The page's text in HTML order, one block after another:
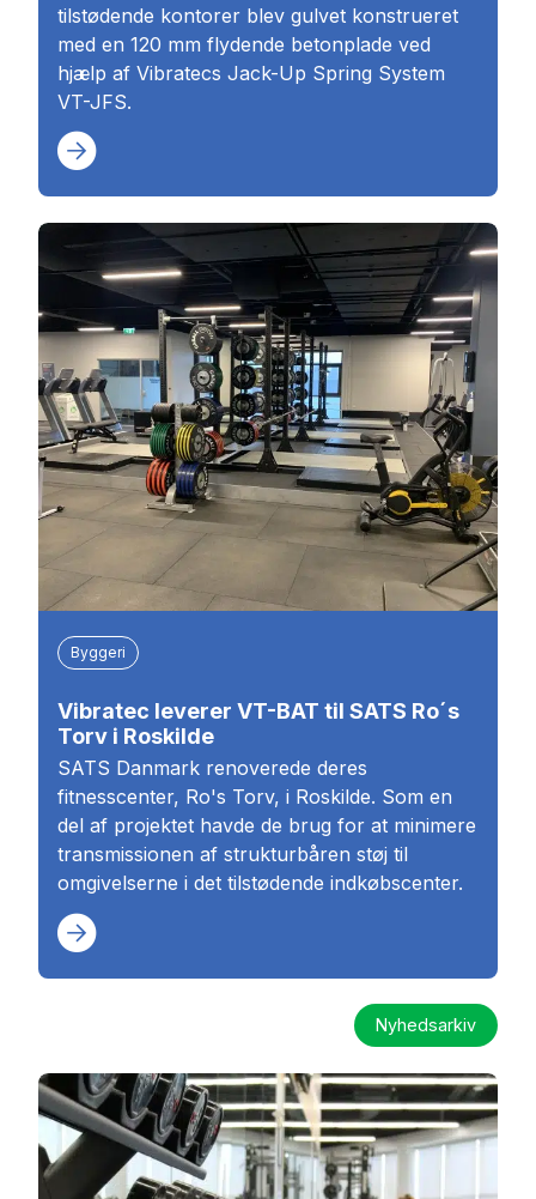
tilstødende kontorer blev gulvet konstrueret
med en 120 mm flydende betonplade ved
hjælp af Vibratecs Jack-Up Spring System
VT-JFS.
Byggeri
Vibratec leverer VT-BAT til SATS Ro´s
Torv i Roskilde
SATS Danmark renoverede deres
fitnesscenter, Ro's Torv, i Roskilde. Som en
del af projektet havde de brug for at minimere
transmissionen af strukturbåren støj til
omgivelserne i det tilstødende indkøbscenter.
Nyhedsarkiv